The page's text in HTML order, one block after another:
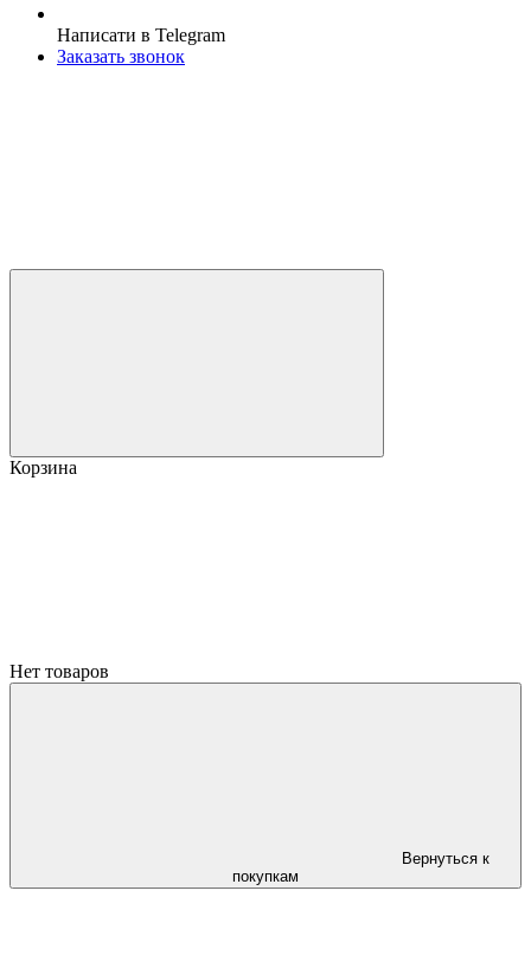
Написати в Telegram
Заказать звонок
Корзина
Нет товаров
Вернуться к
покупкам